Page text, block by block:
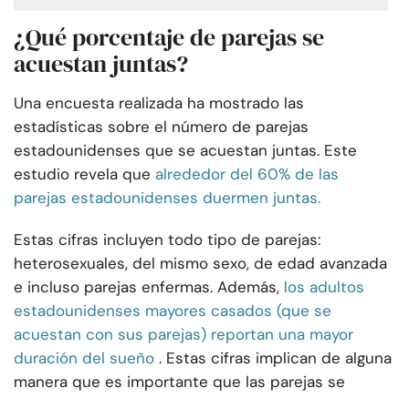
¿Qué porcentaje de parejas se
acuestan juntas?
Una encuesta realizada ha mostrado las
estadísticas sobre el número de parejas
estadounidenses que se acuestan juntas. Este
estudio revela que alrededor del 60% de las
parejas estadounidenses duermen juntas.
Estas cifras incluyen todo tipo de parejas:
heterosexuales, del mismo sexo, de edad avanzada
e incluso parejas enfermas. Además, los adultos
estadounidenses mayores casados (que se
acuestan con sus parejas) reportan una mayor
duración del sueño . Estas cifras implican de alguna
manera que es importante que las parejas se